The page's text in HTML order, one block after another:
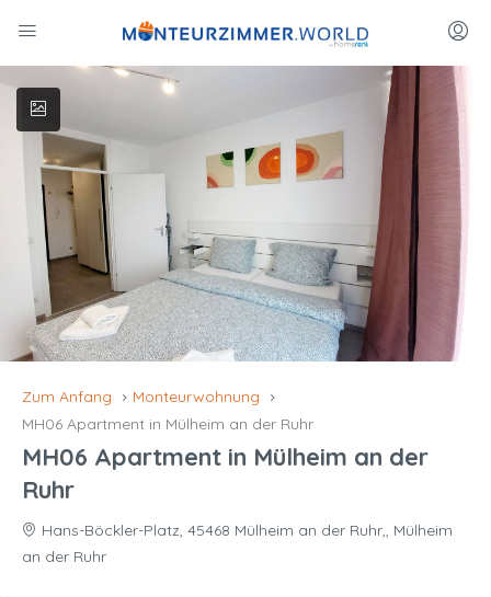
Zum Anfang
Monteurwohnung
MH06 Apartment in Mülheim an der Ruhr
MH06 Apartment in Mülheim an der
Ruhr
Hans-Böckler-Platz, 45468 Mülheim an der Ruhr,, Mülheim
an der Ruhr